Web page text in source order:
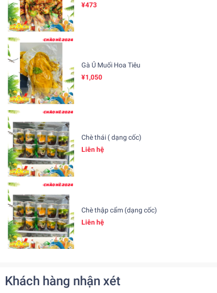
¥473
Gà Ủ Muối Hoa Tiêu
¥1,050
Chè thái ( dạng cốc)
Liên hệ
Chè thập cẩm (dạng cốc)
Liên hệ
Khách hàng nhận xét